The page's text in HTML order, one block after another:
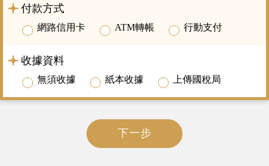
付款方式
網路信用卡 ATM轉帳 行動支付
收據資料
無須收據 紙本收據 上傳國稅局
下一步